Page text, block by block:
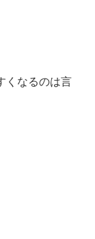
くなるのは言